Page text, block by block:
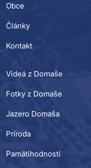
Obce
Články
Kontakt
Videá z Domaše
Fotky z Domaše
Jazero Domaša
Príroda
Pamätihodnosti